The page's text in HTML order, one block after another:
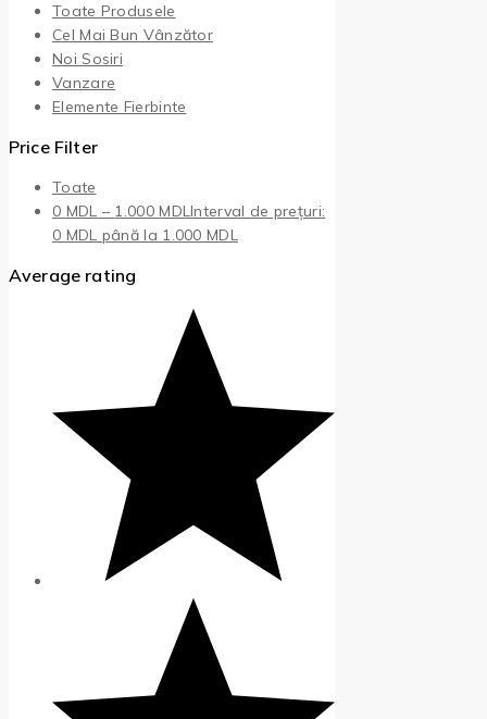
Toate Produsele
Cel Mai Bun Vânzător
Noi Sosiri
Vanzare
Elemente Fierbinte
Price Filter
Toate
0 MDL – 1.000MDLInterval de prețuri:
0 MDL până la 1.000 MDL
Average rating